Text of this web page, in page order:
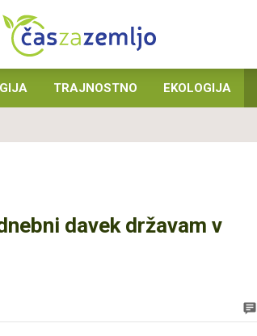
TRAJNOSTNO EKOLOGIJA
davek državam v